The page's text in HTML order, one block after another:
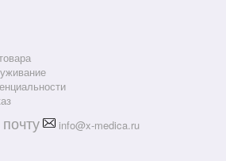
info@x-medica.ru